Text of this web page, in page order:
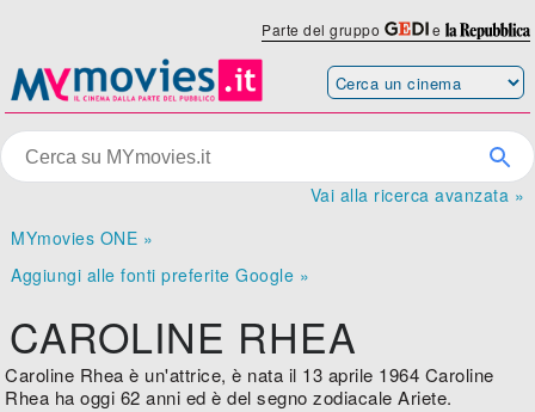
Parte del gruppo e
Vai alla ricerca avanzata »
MYmovies ONE »
Aggiungi alle fonti preferite Google »
CAROLINE RHEA
Caroline Rhea è un'attrice, è nata il 13 aprile 1964 Caroline
Rhea ha oggi 62 anni ed è del segno zodiacale Ariete.